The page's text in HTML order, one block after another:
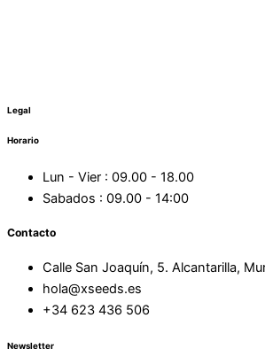
Legal
Horario
Lun - Vier : 09.00 - 18.00
Sabados : 09.00 - 14:00
Contacto
Calle San Joaquín, 5. Alcantarilla,
hola@xseeds.es
+34 623 436 506
Newsletter